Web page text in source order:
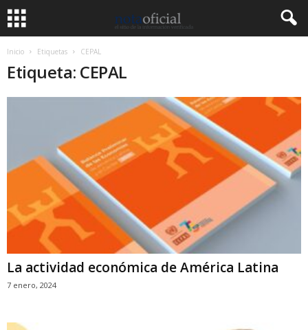
Inicio Etiquetas CEPAL
Etiqueta: CEPAL
La actividad económica de América Latina
7 enero, 2024